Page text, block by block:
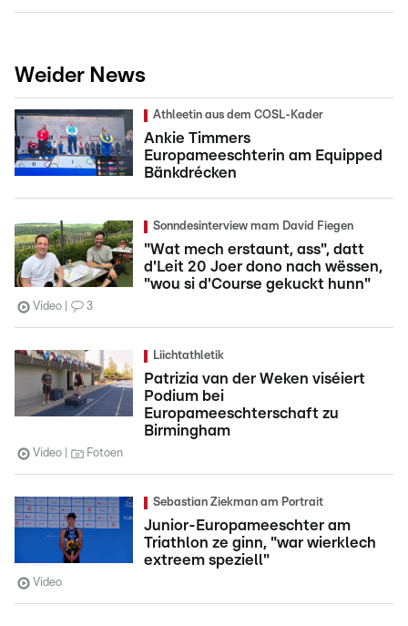
Weider News
Athleetin aus dem COSL-Kader
Ankie Timmers
Europameeschterin am Equipped
Bänkdrécken
Sonndesinterview mam David Fiegen
"Wat mech erstaunt, ass", datt
d'Leit 20 Joer dono nach wëssen,
"wou si d'Course gekuckt hunn"
Video 3
Liichtathletik
Patrizia van der Weken viséiert
Podium bei
Europameeschterschaft zu
Birmingham
Video Fotoen
Sebastian Ziekman am Portrait
Junior-Europameeschter am
Triathlon ze ginn, "war wierklech
extreem speziell"
Video